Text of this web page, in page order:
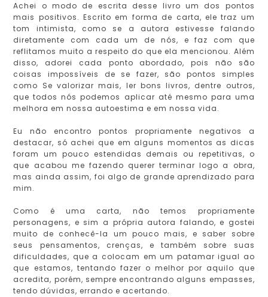
Achei o modo de escrita desse livro um dos pontos
mais positivos. Escrito em forma de carta, ele traz um
tom intimista, como se a autora estivesse falando
diretamente com cada um de nós, e faz com que
reflitamos muito a respeito do que ela mencionou. Além
disso, adorei cada ponto abordado, pois não são
coisas impossíveis de se fazer, são pontos simples
como Se valorizar mais, ler bons livros, dentre outros,
que todos nós podemos aplicar até mesmo para uma
melhora em nossa autoestima e em nossa vida.
Eu não encontro pontos propriamente negativos a
destacar, só achei que em alguns momentos as dicas
foram um pouco estendidas demais ou repetitivas, o
que acabou me fazendo querer terminar logo a obra,
mas ainda assim, foi algo de grande aprendizado para
mim.
Como é uma carta, não temos propriamente
personagens, e sim a própria autora falando, e gostei
muito de conhecê-la um pouco mais, e saber sobre
seus pensamentos, crenças, e também sobre suas
dificuldades, que a colocam em um patamar igual ao
que estamos, tentando fazer o melhor por aquilo que
acredita, porém, sempre encontrando alguns empasses,
tendo dúvidas, errando e acertando.